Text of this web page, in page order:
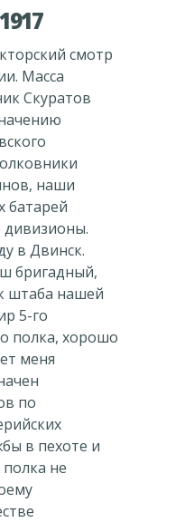
смотр
Масса
Скуратов
наши
батарей
дивизионы.
в Двинск.
бригадный,
штаба нашей
5-го
полка, хорошо
меня
по
в пехоте и
не